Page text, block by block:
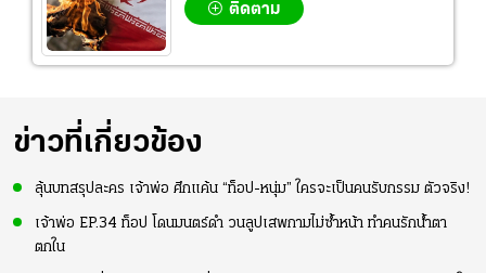
ติดตาม
ข่าวที่เกี่ยวข้อง
ลุ้นบทสรุปละคร เจ้าพ่อ ศึกแค้น “ท็อป-หนุ่ม” ใครจะเป็นคนรับกรรม ตัวจริง!
เจ้าพ่อ EP.34 ท็อป โดนมนตร์ดำ วนลูปเสพกามไม่ซ้ำหน้า ทำคนรักน้ำตา
ตกใน